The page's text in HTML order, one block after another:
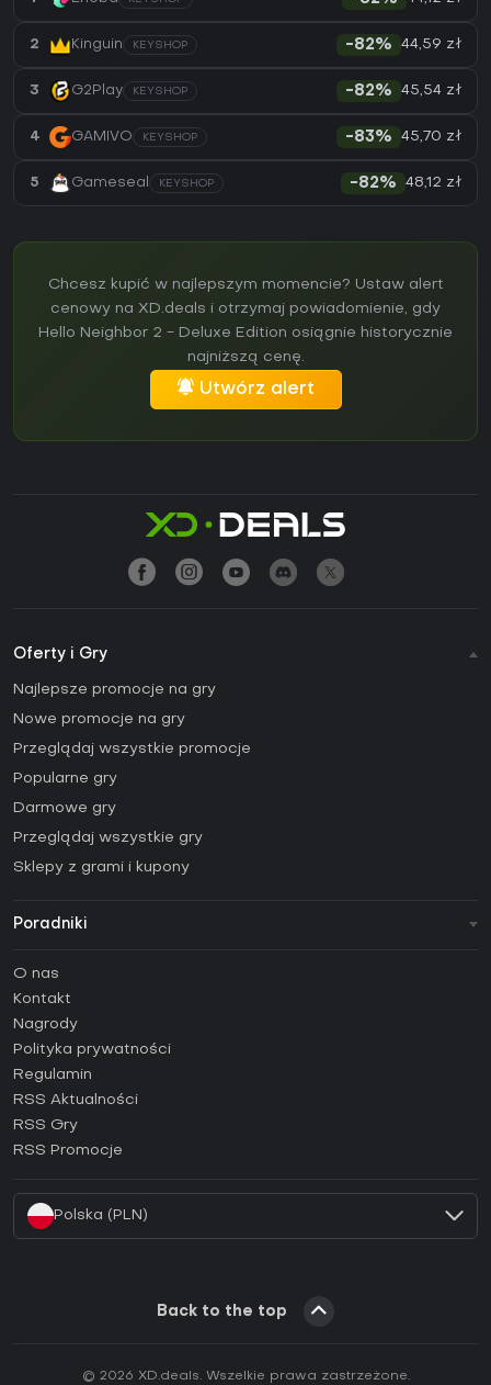
2 Kinguin KEYSHOP -82% 44,59 zł
3 G2Play KEYSHOP -82% 45,54 zł
4 GAMIVO KEYSHOP -83% 45,70 zł
5 Gameseal KEYSHOP -82% 48,12 zł
Chcesz kupić w najlepszym momencie? Ustaw alert
cenowy na XD.deals i otrzymaj powiadomienie, gdy
Hello Neighbor 2 - Deluxe Edition osiągnie historycznie
najniższą cenę.
Utwórz alert
Oferty i Gry
Najlepsze promocje na gry
Nowe promocje na gry
Przeglądaj wszystkie promocje
Popularne gry
Darmowe gry
Przeglądaj wszystkie gry
Sklepy z grami i kupony
Poradniki
Poradniki
Jak aktywować klucz Steam (CD Key)?
Jak aktywować klucz Epic Games (CD Key)?
Jak aktywować klucz GOG (CD Key)?
Jak aktywować klucz Ubisoft Connect (CD Key)?
Jak aktywować klucz EA App (CD Key)?
O nas
Kontakt
Nagrody
Polityka prywatności
Regulamin
RSS Aktualności
RSS Gry
RSS Promocje
Polska (PLN)
Back to the top
© 2026 XD.deals. Wszelkie prawa zastrzeżone.